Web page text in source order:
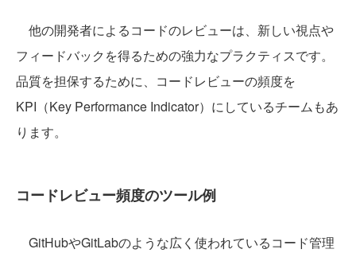
他の開発者によるコードのレビューは、新しい視点や
フィードバックを得るための強力なプラクティスです。
品質を担保するために、コードレビューの頻度を
KPI（Key Performance Indicator）にしているチームもあ
ります。
コードレビュー頻度のツール例
GitHubやGitLabのような広く使われているコード管理